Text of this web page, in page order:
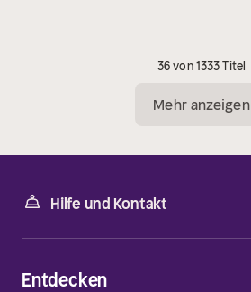
36 von 1333 Titel
Mehr anzeigen
Hilfe und Kontakt
Entdecken